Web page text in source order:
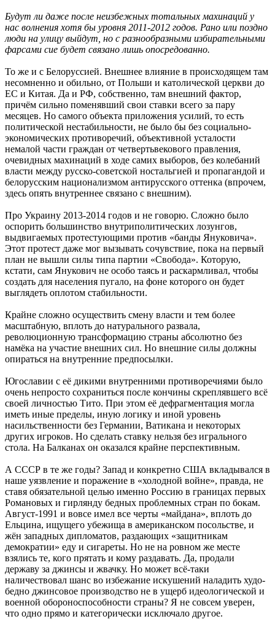
Будут ли даже после неизбежных тотальных махинаций у
нас волнения хотя бы уровня 2011-2012 годов. Рано или поздно
люди на улицу выйдут, но с разнообразными избирательными
фарсами сие будет связано лишь опосредованно.
То же и с Белоруссией. Внешнее влияние в происходящем там
несомненно и обильно, от Польши и католической церкви до
ЕС и Китая. Да и РФ, собственно, там внешний фактор,
причём сильно поменявший свои ставки всего за пару
месяцев. Но самого объекта приложения усилий, то есть
политической нестабильности, не было бы без социально-
экономических противоречий, объективной усталости
немалой части граждан от четвертьвекового правления,
очевидных махинаций в ходе самих выборов, без колебаний
власти между русско-советской ностальгией и пропагандой и
белорусским национализмом антирусского оттенка (впрочем,
здесь опять внутреннее связано с внешним).
Про Украину 2013-2014 годов и не говорю. Сложно было
оспорить большинство внутриполитических лозунгов,
выдвигаемых протестующими против «банды Януковича».
Этот протест даже мог вызывать сочувствие, пока на первый
план не вышли силы типа партии «Свобода». Которую,
кстати, сам Янукович не особо таясь и раскармливал, чтобы
создать для населения пугало, на фоне которого он будет
выглядеть оплотом стабильности.
Крайне сложно осуществить смену власти и тем более
масштабную, вплоть до натурального развала,
революционную трансформацию страны абсолютно без
намёка на участие внешних сил. Но внешние силы должны
опираться на внутренние предпосылки.
Югославии с её дикими внутренними противоречиями было
очень непросто сохраниться после кончины скреплявшего всё
своей личностью Тито. При этом её дефрагментация могла
иметь иные пределы, иную логику и иной уровень
насильственности без Германии, Ватикана и некоторых
других игроков. Но сделать ставку нельзя без игрального
стола. На Балканах он оказался крайне перспективным.
А СССР в те же годы? Запад и конкретно США вкладывался в
наше уязвление и поражение в «холодной войне», правда, не
ставя обязательной целью именно Россию в границах первых
Романовых и гирлянду бедных проблемных стран по бокам.
Август-1991 и вовсе имел все черты «майдана», вплоть до
Ельцина, ищущего убежища в американском посольстве, и
жён западных дипломатов, раздающих «защитникам
демократии» еду и сигареты. Но не на ровном же месте
взялись те, кого прятать и кому раздавать. Да, продали
державу за джинсы и жвачку. Но может всё-таки
наличествовал шанс во избежание искушений наладить худо-
бедно джинсовое производство не в ущерб идеологической и
военной обороноспособности страны? Я не совсем уверен,
что одно прямо и категорически исключало другое.